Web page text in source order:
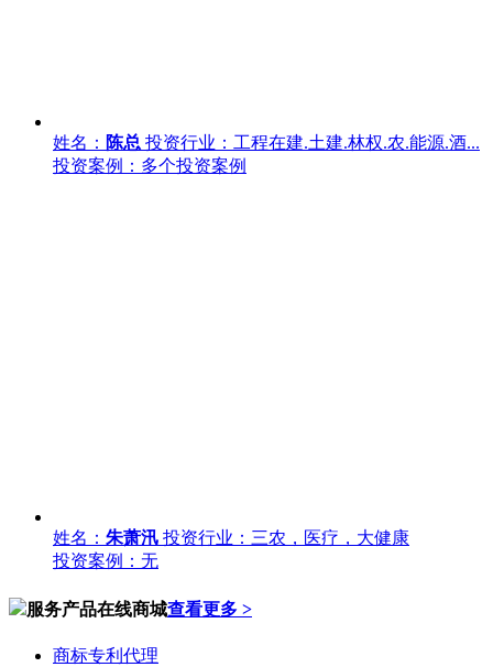
姓名： 陈总 投资行业：工程在建.土建.林权.农.能源.酒...
投资案例：多个投资案例
姓名： 朱萧汛 投资行业：三农，医疗，大健康
投资案例：无
服务产品在线商城查看更多 >
商标专利代理